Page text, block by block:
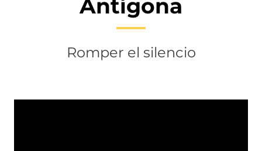
Antígona
Romper el silencio